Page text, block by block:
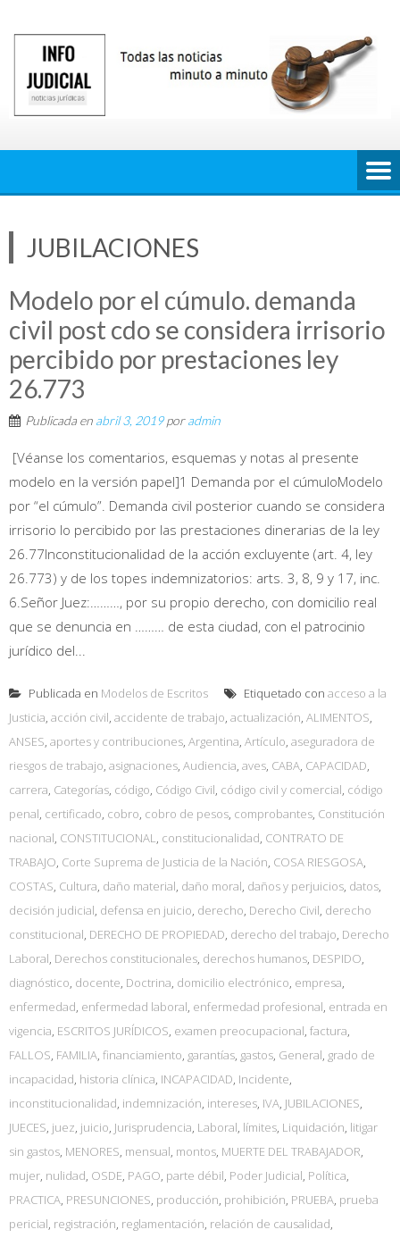
contenido
JUBILACIONES
Modelo por el cúmulo. demanda
civil post cdo se considera irrisorio
percibido por prestaciones ley
26.773
Publicada en abril 3, 2019poradmin
[Véanse los comentarios, esquemas y notas al presente
modelo en la versión papel]1 Demanda por el cúmuloModelo
por “el cúmulo”. Demanda civil posterior cuando se considera
irrisorio lo percibido por las prestaciones dinerarias de la ley
26.77Inconstitucionalidad de la acción excluyente (art. 4, ley
26.773) y de los topes indemnizatorios: arts. 3, 8, 9 y 17, inc.
6.Señor Juez:………, por su propio derecho, con domicilio real
que se denuncia en ……… de esta ciudad, con el patrocinio
jurídico del...
Publicada en Modelos de Escritos Etiquetado con acceso a la
Justicia, acción civil, accidente de trabajo, actualización, ALIMENTOS,
ANSES, aportes y contribuciones, Argentina, Artículo, aseguradora de
riesgos de trabajo, asignaciones, Audiencia, aves, CABA, CAPACIDAD,
carrera, Categorías, código, Código Civil, código civil y comercial, código
penal, certificado, cobro, cobro de pesos, comprobantes, Constitución
nacional, CONSTITUCIONAL, constitucionalidad, CONTRATO DE
TRABAJO, Corte Suprema de Justicia de la Nación, COSA RIESGOSA,
COSTAS, Cultura, daño material, daño moral, daños y perjuicios, datos,
decisión judicial, defensa en juicio, derecho, Derecho Civil, derecho
constitucional, DERECHO DE PROPIEDAD, derecho del trabajo, Derecho
Laboral, Derechos constitucionales, derechos humanos, DESPIDO,
diagnóstico, docente, Doctrina, domicilio electrónico, empresa,
enfermedad, enfermedad laboral, enfermedad profesional, entrada en
vigencia, ESCRITOS JURÍDICOS, examen preocupacional, factura,
FALLOS, FAMILIA, financiamiento, garantías, gastos, General, grado de
incapacidad, historia clínica, INCAPACIDAD, Incidente,
inconstitucionalidad, indemnización, intereses, IVA, JUBILACIONES,
JUECES, juez, juicio, Jurisprudencia, Laboral, límites, Liquidación, litigar
sin gastos, MENORES, mensual, montos, MUERTE DEL TRABAJADOR,
mujer, nulidad, OSDE, PAGO, parte débil, Poder Judicial, Política,
PRACTICA, PRESUNCIONES, producción, prohibición, PRUEBA, prueba
pericial, registración, reglamentación, relación de causalidad,